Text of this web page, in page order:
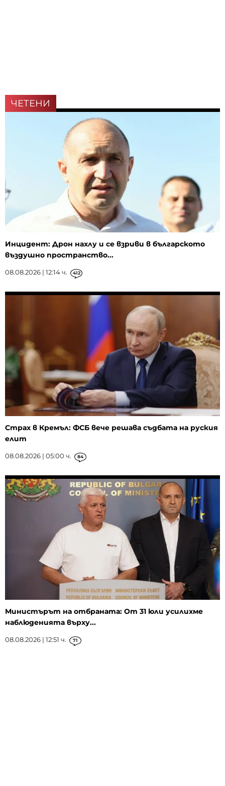
ЧЕТЕНИ
Инцидент: Дрон нахлу и се взриви в българското
въздушно пространство...
08.08.2026 | 12:14 ч. 412
Страх в Кремъл: ФСБ вече решава съдбата на руския
елит
08.08.2026 | 05:00 ч. 84
Министърът на отбраната: От 31 юли усилихме
наблюденията върху...
08.08.2026 | 12:51 ч. 71